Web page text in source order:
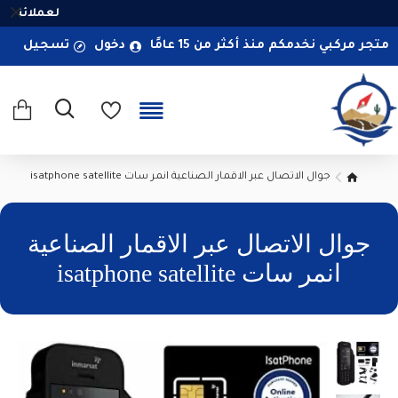
لعملائنا
متجر مركبي نخدمكم منذ أكثر من 15 عامًا دخول تسجيل
جوال الاتصال عبر الاقمار الصناعية انمر سات isatphone satellite
جوال الاتصال عبر الاقمار الصناعية
انمر سات isatphone satellite